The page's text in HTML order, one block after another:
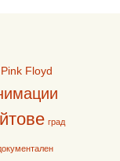
Pink Floyd
град